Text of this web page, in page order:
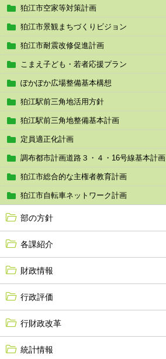
狛江市空家等対策計画
狛江市景観まちづくりビジョン
狛江市耐震改修促進計画
こまえ子ども・若者応援プラン
ぽかぽか広場整備基本構想
狛江駅前三角地活用方針
狛江駅前三角地整備基本計画
定員適正化計画
調布都市計画道路３・４・16号線基本計画
狛江市総合的な主権者教育計画
狛江市自転車ネットワーク計画
部の方針
各課紹介
財政情報
行政評価
行財政改革
統計情報